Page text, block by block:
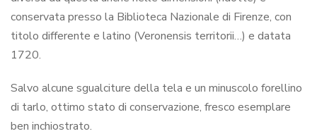
conservata presso la Biblioteca Nazionale di Firenze, con
titolo differente e latino (Veronensis territorii…) e datata
1720.
Salvo alcune sgualciture della tela e un minuscolo forellino
di tarlo, ottimo stato di conservazione, fresco esemplare
ben inchiostrato.